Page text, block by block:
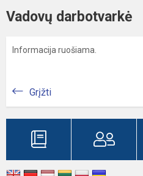
Vadovų darbotvarkė
Informacija ruošiama.
Grįžti